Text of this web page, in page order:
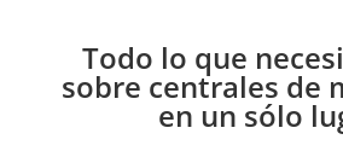
Todo lo que
sobre centrales de
en un sólo